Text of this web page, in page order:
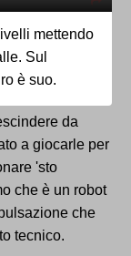
mettendo
Sul
è suo.
da
a giocarle per
'sto
che è un robot
che
tecnico.